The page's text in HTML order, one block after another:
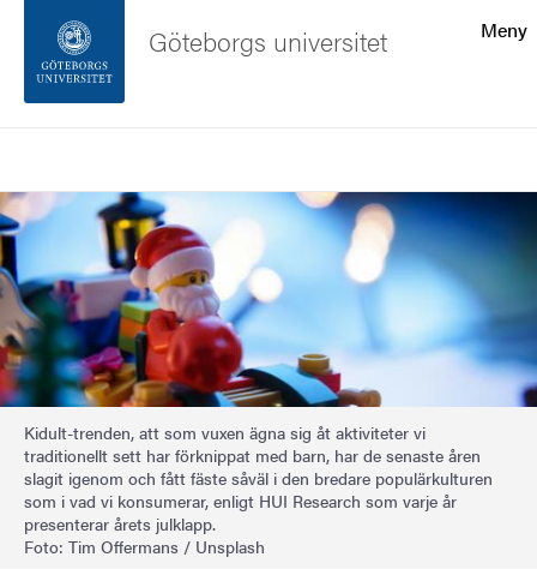
Sidfoten
Om webbplatsen
Meny
Göteborgs universitet
Bild
Kidult-trenden, att som vuxen ägna sig åt aktiviteter vi
traditionellt sett har förknippat med barn, har de senaste åren
slagit igenom och fått fäste såväl i den bredare populärkulturen
som i vad vi konsumerar, enligt HUI Research som varje år
presenterar årets julklapp.
Foto: Tim Offermans / Unsplash